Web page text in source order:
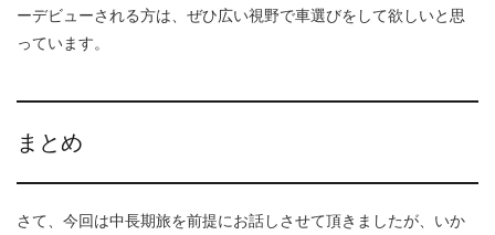
ーデビューされる方は、ぜひ広い視野で車選びをして欲しいと思
っています。
まとめ
さて、今回は中長期旅を前提にお話しさせて頂きましたが、いか